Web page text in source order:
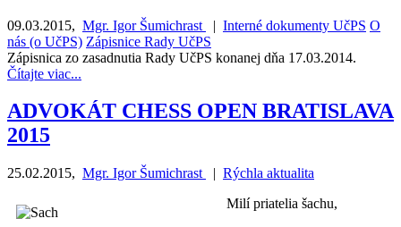
09.03.2015, Mgr. Igor Šumichrast | Interné dokumenty UčPS O
nás (o UčPS) Zápisnice Rady UčPS
Zápisnica zo zasadnutia Rady UčPS konanej dňa 17.03.2014.
Čítajte viac...
ADVOKÁT CHESS OPEN BRATISLAVA
2015
25.02.2015, Mgr. Igor Šumichrast | Rýchla aktualita
Milí priatelia šachu,